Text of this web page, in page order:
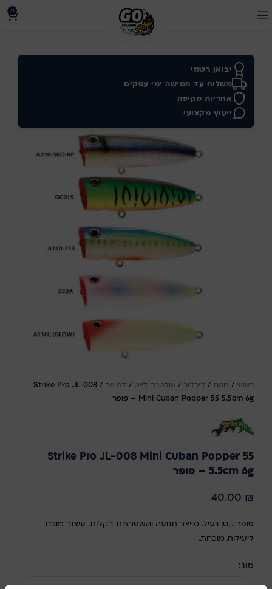
0
יבואן רשמי
משלוח עד חמישה ימי עסקים
אחריות מקיפה
ייעוץ מקצועי
ראשי / חנות / ז'ירז'ור / אולטרה לייט / דמויים /
Strike Pro JL-008
Mini Cuban Popper 55 5.5cm 6g – פופר
Strike Pro JL-008 Mini Cuban Popper 55
5.5cm 6g – פופר
40.00 ₪
פופר קטן ויעיל. מייצר תנועה והשפרצות בקלות. עיצוב מוכח
ליעילות מוכחת.
סוג